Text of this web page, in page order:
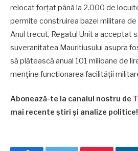
relocat forțat până la 2.000 de
permite construirea bazei militare de
Anul trecut, Regatul Unit a acceptat
suveranitatea Mauritiusului asupra
să plătească anual 101 milioane de
menține funcționarea facilității
Abonează-te la canalul nostru de
mai recente știri și analize politice!